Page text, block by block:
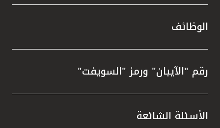
الوظائف
رقم "الآيبان" ورمز "السويفت"
الأسئلة الشائعة